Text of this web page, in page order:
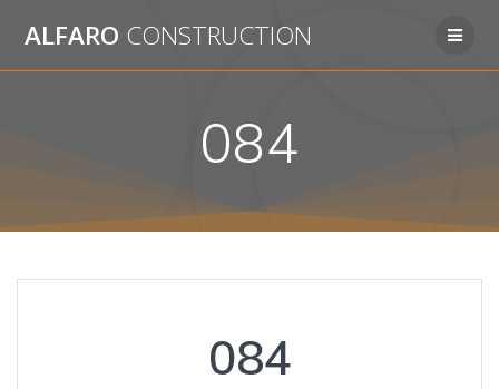
au
ALFARO CONSTRUCTION
084
084